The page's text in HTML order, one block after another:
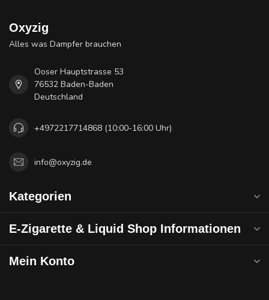
Oxyzig
Alles was Dampfer brauchen
Ooser Hauptstrasse 53
76532 Baden-Baden
Deutschland
+4972217714868 (10:00-16:00 Uhr)
info@oxyzig.de
Kategorien
E-Zigarette & Liquid Shop Informationen
Mein Konto